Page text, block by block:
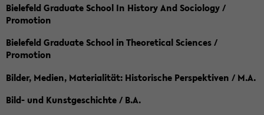
Bielefeld Graduate School In History And Sociology /
Promotion
Bielefeld Graduate School in Theoretical Sciences /
Promotion
Bilder, Medien, Materialität: Historische Perspektiven / M.A.
Bild- und Kunstgeschichte / B.A.